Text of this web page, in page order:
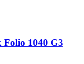
Folio 1040 G3